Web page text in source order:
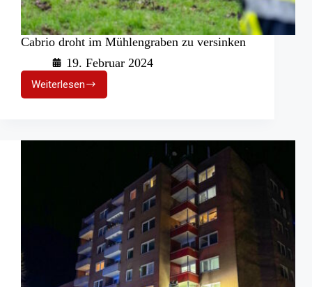
Cabrio droht im Mühlengraben zu versinken
19. Februar 2024
Weiterlesen
Cabrio
droht
zu